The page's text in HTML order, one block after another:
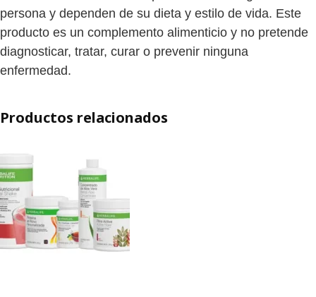
persona y dependen de su dieta y estilo de vida. Este
producto es un complemento alimenticio y no pretende
diagnosticar, tratar, curar o prevenir ninguna
enfermedad.
Productos relacionados